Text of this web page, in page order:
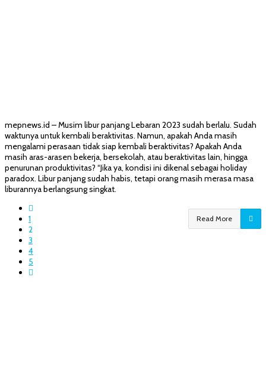
mepnews.id – Musim libur panjang Lebaran 2023 sudah berlalu. Sudah
waktunya untuk kembali beraktivitas. Namun, apakah Anda masih
mengalami perasaan tidak siap kembali beraktivitas? Apakah Anda
masih aras-arasen bekerja, bersekolah, atau beraktivitas lain, hingga
penurunan produktivitas? “Jika ya, kondisi ini dikenal sebagai holiday
paradox. Libur panjang sudah habis, tetapi orang masih merasa masa
liburannya berlangsung singkat.
Read More
1
2
3
4
5